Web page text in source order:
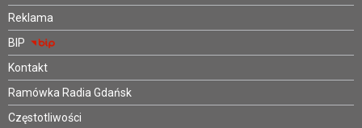
Reklama
BIP
Kontakt
Ramówka Radia Gdańsk
Częstotliwości